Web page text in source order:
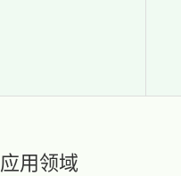
应用领域